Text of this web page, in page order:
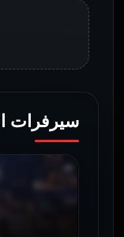
سيرفرات